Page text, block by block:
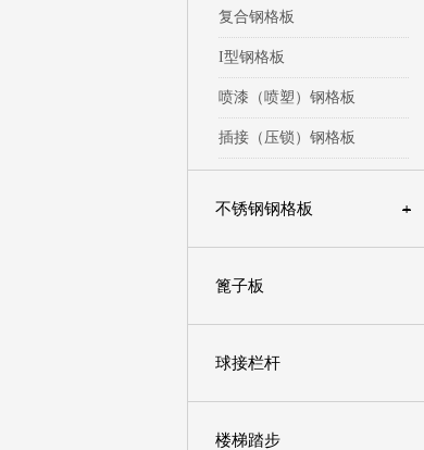
复合钢格板
I型钢格板
喷漆（喷塑）钢格板
插接（压锁）钢格板
+
不锈钢钢格板
篦子板
球接栏杆
楼梯踏步